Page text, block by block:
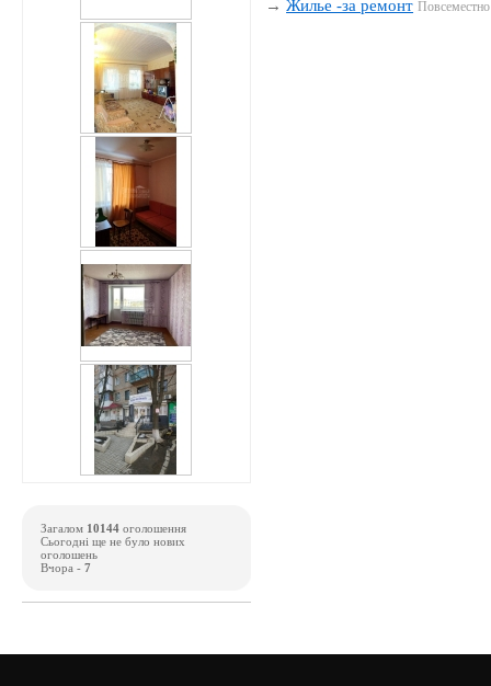
→Жилье -за ремонт Повсеместно
Загалом 10144 оголошення
Сьогодні ще не було нових
оголошень
Вчора - 7